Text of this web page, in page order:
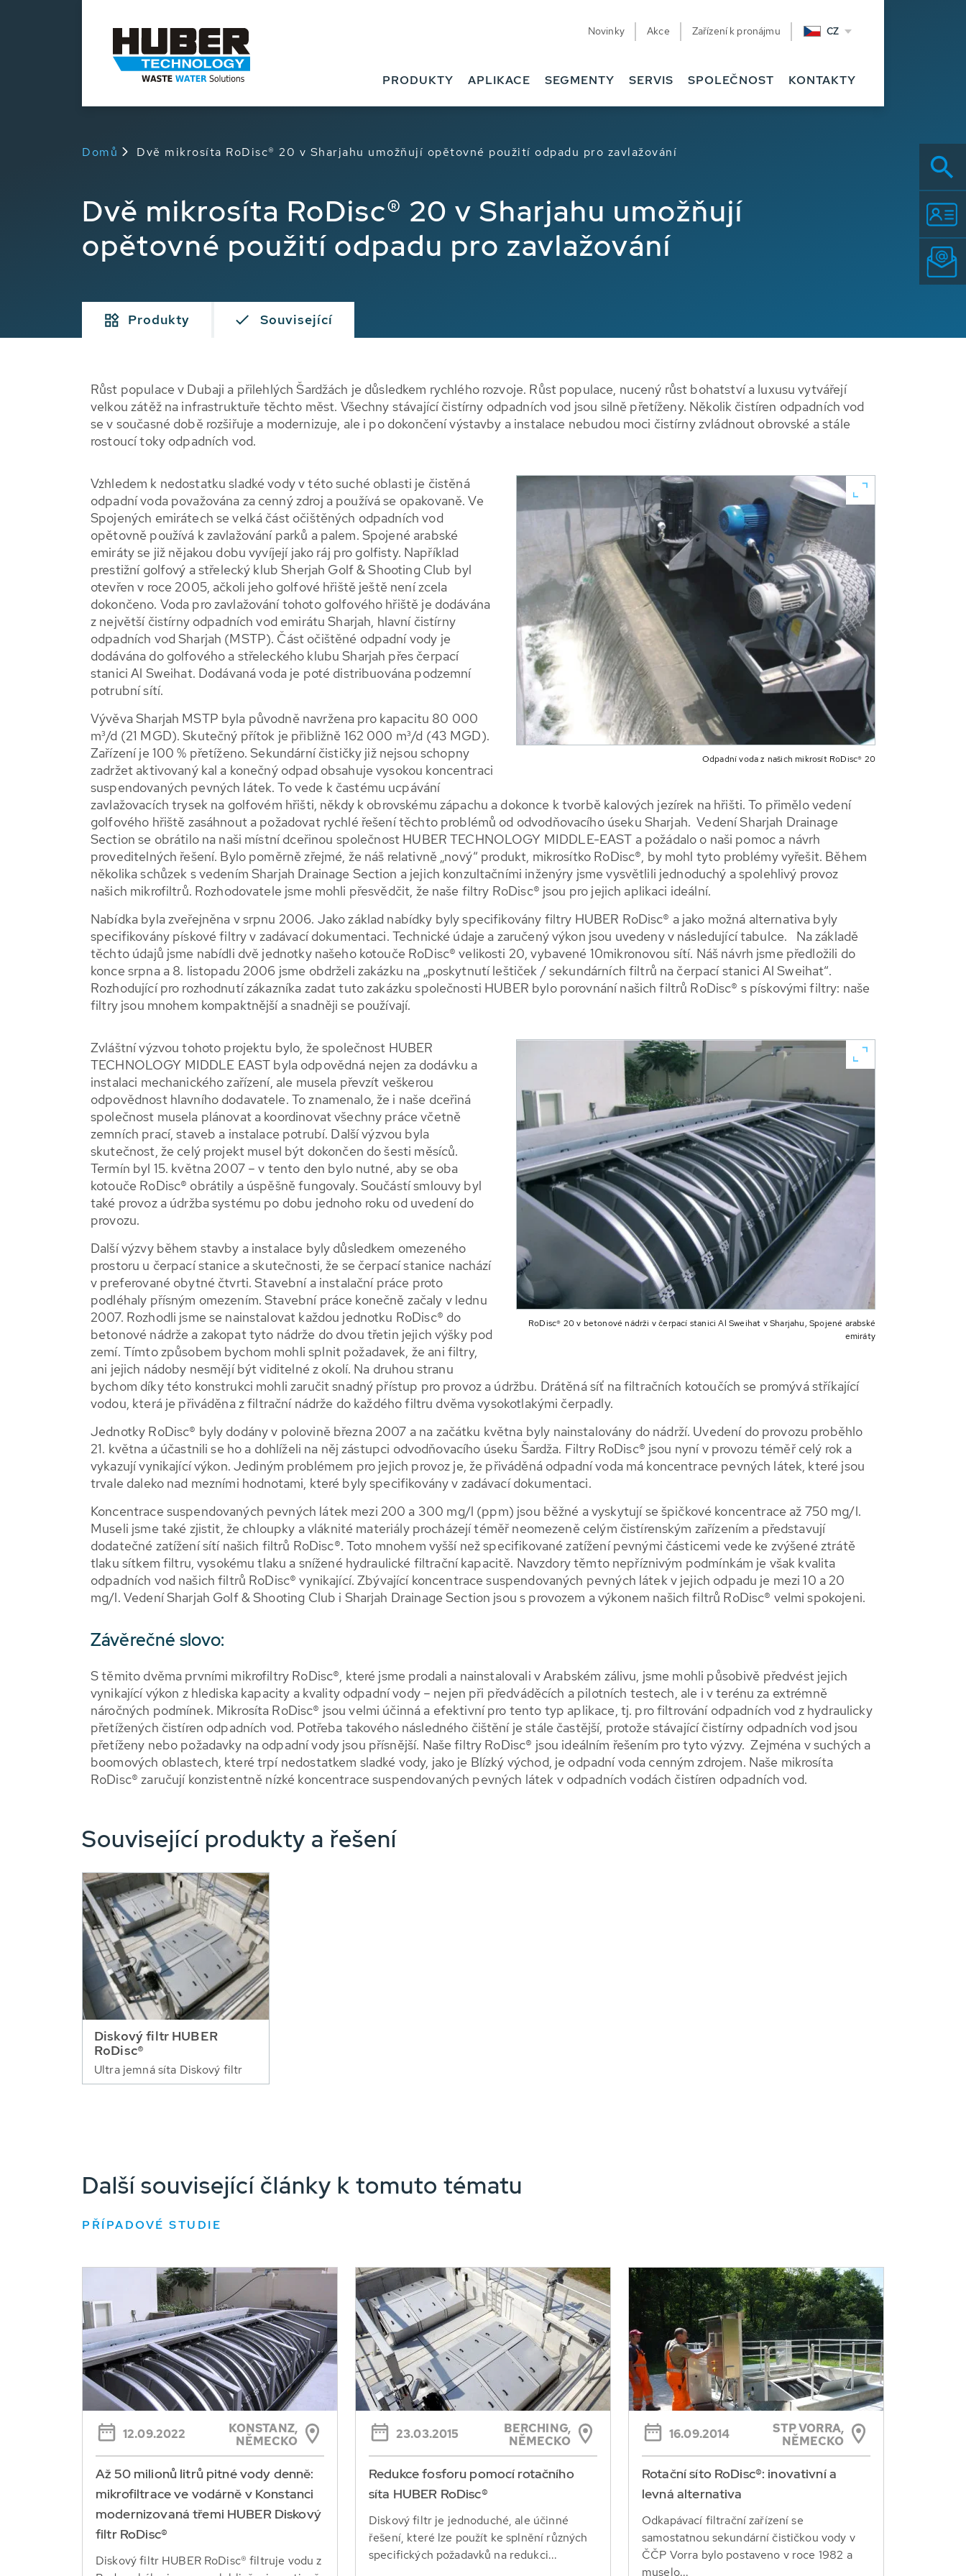
Novinky Akce Zařízení k pronájmu CZ
PRODUKTY APLIKACE SEGMENTY SERVIS SPOLEČNOST KONTAKTY
Domů Dvě mikrosíta RoDisc® 20 v Sharjahu umožňují opětovné použití odpadu pro zavlažování
Dvě mikrosíta RoDisc® 20 v Sharjahu umožňují
opětovné použití odpadu pro zavlažování
Produkty Související
Růst populace v Dubaji a přilehlých Šardžách je důsledkem rychlého rozvoje. Růst populace, nucený růst bohatství a luxusu vytvářejí
velkou zátěž na infrastruktuře těchto měst. Všechny stávající čistírny odpadních vod jsou silně přetíženy. Několik čistíren odpadních vod
se v současné době rozšiřuje a modernizuje, ale i po dokončení výstavby a instalace nebudou moci čistírny zvládnout obrovské a stále
rostoucí toky odpadních vod.
Odpadní voda z našich mikrosít RoDisc® 20
Vzhledem k nedostatku sladké vody v této suché oblasti je čistěná
odpadní voda považována za cenný zdroj a používá se opakovaně. Ve
Spojených emirátech se velká část očištěných odpadních vod
opětovně používá k zavlažování parků a palem. Spojené arabské
emiráty se již nějakou dobu vyvíjejí jako ráj pro golfisty. Například
prestižní golfový a střelecký klub Sherjah Golf & Shooting Club byl
otevřen v roce 2005, ačkoli jeho golfové hřiště ještě není zcela
dokončeno. Voda pro zavlažování tohoto golfového hřiště je dodávána
z největší čistírny odpadních vod emirátu Sharjah, hlavní čistírny
odpadních vod Sharjah (MSTP). Část očištěné odpadní vody je
dodávána do golfového a střeleckého klubu Sharjah přes čerpací
stanici Al Sweihat. Dodávaná voda je poté distribuována podzemní
potrubní sítí.
Vývěva Sharjah MSTP byla původně navržena pro kapacitu 80 000
m³/d (21 MGD). Skutečný přítok je přibližně 162 000 m³/d (43 MGD).
Zařízení je 100 % přetíženo. Sekundární čističky již nejsou schopny
zadržet aktivovaný kal a konečný odpad obsahuje vysokou koncentraci
suspendovaných pevných látek. To vede k častému ucpávání
zavlažovacích trysek na golfovém hřišti, někdy k obrovskému zápachu a dokonce k tvorbě kalových jezírek na hřišti. To přimělo vedení
golfového hřiště zasáhnout a požadovat rychlé řešení těchto problémů od odvodňovacího úseku Sharjah. Vedení Sharjah Drainage
Section se obrátilo na naši místní dceřinou společnost HUBER TECHNOLOGY MIDDLE-EAST a požádalo o naši pomoc a návrh
proveditelných řešení. Bylo poměrně zřejmé, že náš relativně „nový“ produkt, mikrosítko RoDisc®, by mohl tyto problémy vyřešit. Během
několika schůzek s vedením Sharjah Drainage Section a jejich konzultačními inženýry jsme vysvětlili jednoduchý a spolehlivý provoz
našich mikrofiltrů. Rozhodovatele jsme mohli přesvědčit, že naše filtry RoDisc® jsou pro jejich aplikaci ideální.
Nabídka byla zveřejněna v srpnu 2006. Jako základ nabídky byly specifikovány filtry HUBER RoDisc® a jako možná alternativa byly
specifikovány pískové filtry v zadávací dokumentaci. Technické údaje a zaručený výkon jsou uvedeny v následující tabulce. Na základě
těchto údajů jsme nabídli dvě jednotky našeho kotouče RoDisc® velikosti 20, vybavené 10mikronovou sítí. Náš návrh jsme předložili do
konce srpna a 8. listopadu 2006 jsme obdrželi zakázku na „poskytnutí leštiček / sekundárních filtrů na čerpací stanici Al Sweihat“.
Rozhodující pro rozhodnutí zákazníka zadat tuto zakázku společnosti HUBER bylo porovnání našich filtrů RoDisc® s pískovými filtry: naše
filtry jsou mnohem kompaktnější a snadněji se používají.
RoDisc® 20 v betonové nádrži v čerpací stanici Al Sweihat v Sharjahu, Spojené arabské
emiráty
Zvláštní výzvou tohoto projektu bylo, že společnost HUBER
TECHNOLOGY MIDDLE EAST byla odpovědná nejen za dodávku a
instalaci mechanického zařízení, ale musela převzít veškerou
odpovědnost hlavního dodavatele. To znamenalo, že i naše dceřiná
společnost musela plánovat a koordinovat všechny práce včetně
zemních prací, staveb a instalace potrubí. Další výzvou byla
skutečnost, že celý projekt musel být dokončen do šesti měsíců.
Termín byl 15. května 2007 – v tento den bylo nutné, aby se oba
kotouče RoDisc® obrátily a úspěšně fungovaly. Součástí smlouvy byl
také provoz a údržba systému po dobu jednoho roku od uvedení do
provozu.
Další výzvy během stavby a instalace byly důsledkem omezeného
prostoru u čerpací stanice a skutečnosti, že se čerpací stanice nachází
v preferované obytné čtvrti. Stavební a instalační práce proto
podléhaly přísným omezením. Stavební práce konečně začaly v lednu
2007. Rozhodli jsme se nainstalovat každou jednotku RoDisc® do
betonové nádrže a zakopat tyto nádrže do dvou třetin jejich výšky pod
zemí. Tímto způsobem bychom mohli splnit požadavek, že ani filtry,
ani jejich nádoby nesmějí být viditelné z okolí. Na druhou stranu
bychom díky této konstrukci mohli zaručit snadný přístup pro provoz a údržbu. Drátěná síť na filtračních kotoučích se promývá stříkající
vodou, která je přiváděna z filtrační nádrže do každého filtru dvěma vysokotlakými čerpadly.
Jednotky RoDisc® byly dodány v polovině března 2007 a na začátku května byly nainstalovány do nádrží. Uvedení do provozu proběhlo
21. května a účastnili se ho a dohlíželi na něj zástupci odvodňovacího úseku Šardža. Filtry RoDisc® jsou nyní v provozu téměř celý rok a
vykazují vynikající výkon. Jediným problémem pro jejich provoz je, že přiváděná odpadní voda má koncentrace pevných látek, které jsou
trvale daleko nad mezními hodnotami, které byly specifikovány v zadávací dokumentaci.
Koncentrace suspendovaných pevných látek mezi 200 a 300 mg/l (ppm) jsou běžné a vyskytují se špičkové koncentrace až 750 mg/l.
Museli jsme také zjistit, že chloupky a vláknité materiály procházejí téměř neomezeně celým čistírenským zařízením a představují
dodatečné zatížení sítí našich filtrů RoDisc®. Toto mnohem vyšší než specifikované zatížení pevnými částicemi vede ke zvýšené ztrátě
tlaku sítkem filtru, vysokému tlaku a snížené hydraulické filtrační kapacitě. Navzdory těmto nepříznivým podmínkám je však kvalita
odpadních vod našich filtrů RoDisc® vynikající. Zbývající koncentrace suspendovaných pevných látek v jejich odpadu je mezi 10 a 20
mg/l. Vedení Sharjah Golf & Shooting Club i Sharjah Drainage Section jsou s provozem a výkonem našich filtrů RoDisc® velmi spokojeni.
Závěrečné slovo:
S těmito dvěma prvními mikrofiltry RoDisc®, které jsme prodali a nainstalovali v Arabském zálivu, jsme mohli působivě předvést jejich
vynikající výkon z hlediska kapacity a kvality odpadní vody – nejen při předváděcích a pilotních testech, ale i v terénu za extrémně
náročných podmínek. Mikrosíta RoDisc® jsou velmi účinná a efektivní pro tento typ aplikace, tj. pro filtrování odpadních vod z hydraulicky
přetížených čistíren odpadních vod. Potřeba takového následného čištění je stále častější, protože stávající čistírny odpadních vod jsou
přetíženy nebo požadavky na odpadní vody jsou přísnější. Naše filtry RoDisc® jsou ideálním řešením pro tyto výzvy. Zejména v suchých a
boomových oblastech, které trpí nedostatkem sladké vody, jako je Blízký východ, je odpadní voda cenným zdrojem. Naše mikrosíta
RoDisc® zaručují konzistentně nízké koncentrace suspendovaných pevných látek v odpadních vodách čistíren odpadních vod.
Související produkty a řešení
Diskový filtr HUBER
RoDisc®
Ultra jemná síta Diskový filtr
Další související články k tomuto tématu
PŘÍPADOVÉ STUDIE
12.09.2022
KONSTANZ,
NĚMECKO
Až 50 milionů litrů pitné vody denně:
mikrofiltrace ve vodárně v Konstanci
modernizovaná třemi HUBER Diskový
filtr RoDisc®
Diskový filtr HUBER RoDisc® filtruje vodu z
23.03.2015
BERCHING,
NĚMECKO
Redukce fosforu pomocí rotačního
síta HUBER RoDisc®
Diskový filtr je jednoduché, ale účinné
řešení, které lze použít ke splnění různých
specifických požadavků na redukci...
16.09.2014
STP VORRA,
NĚMECKO
Rotační síto RoDisc®: inovativní a
levná alternativa
Odkapávací filtrační zařízení se
samostatnou sekundární čističkou vody v
ČČP Vorra bylo postaveno v roce 1982 a
muselo...